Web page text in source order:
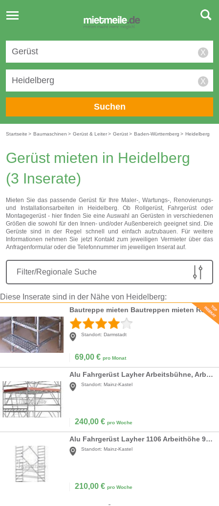
Toggle
navigation
X
X
Suchen
Startseite > Baumaschinen > Gerüst & Leiter> Gerüst> Baden-Württemberg > Heidelberg
Gerüst mieten in Heidelberg
(3 Inserate)
Mieten Sie das passende Gerüst für Ihre Maler-, Wartungs-, Renovierungs-
und Installationsarbeiten in Heidelberg. Ob Rollgerüst, Fahrgerüst oder
Montagegerüst - hier finden Sie eine Auswahl an Gerüsten in verschiedenen
Größen die sowohl für den Innen- und/oder Außenbereich geeignet sind. Die
Gerüste sind in der Regel schnell und einfach aufzubauen. Für weitere
Informationen nehmen Sie jetzt Kontakt zum jeweiligen Vermieter über das
Anfragenformular oder die Telefonnummer im jeweiligen Inserat auf.
Filter/Regionale Suche
Diese Inserate sind in der Nähe von Heidelberg:
Bautreppe mieten Bautreppen mieten Rohnautreppe mieten
Standort: Darmstadt
69,00 € pro Monat
Alu Fahrgerüst Layher Arbeitsbühne, Arbeitshöhe 8,
Standort: Mainz-Kastel
240,00 € pro Woche
Alu Fahrgerüst Layher 1106 Arbeithöhe 9.6m
Standort: Mainz-Kastel
210,00 € pro Woche